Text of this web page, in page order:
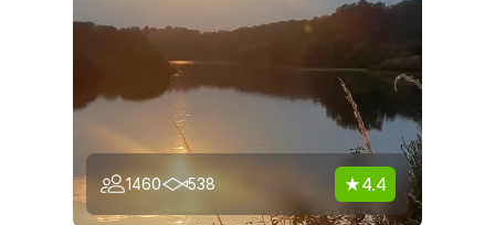
1460 538 4.4